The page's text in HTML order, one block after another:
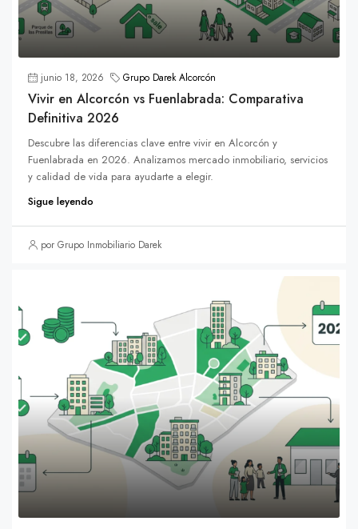
junio 18, 2026 Grupo Darek Alcorcón
Vivir en Alcorcón vs Fuenlabrada: Comparativa
Definitiva 2026
Descubre las diferencias clave entre vivir en Alcorcón y
Fuenlabrada en 2026. Analizamos mercado inmobiliario, servicios
y calidad de vida para ayudarte a elegir.
Sigue leyendo
por Grupo Inmobiliario Darek